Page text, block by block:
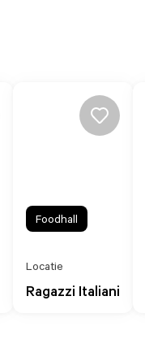
Ragazzi Italiani
Locatie
Foodhall